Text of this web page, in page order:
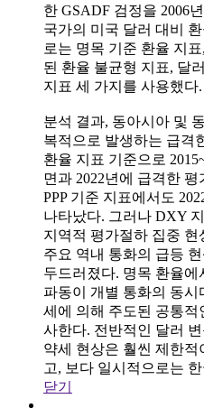
한 GSADF 검정을 2006
국가의 미국 달러 대비
로는 명목 기준 환율 지
된 환율 불균형 지표, 달
지표 세 가지를 사용했다.
분석 결과, 동아시아 및
복적으로 발생하는 급격
환율 지표 기준으로
면과 2022년에 급격한
PPP 기준 지표에서도
나타났다. 그러나 DXY
지역적 평가절하 집중 현
주요 역내 통화의 급등
두드러졌다. 명목 환율에
파동이 개별 통화의 동
세에 의해 주도된 공통적
사한다. 전반적인 달러
약세 현상은 훨씬 제한적
고, 보다 일시적으로는
닫기